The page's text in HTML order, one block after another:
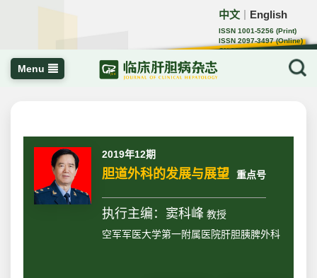
中文 English
ISSN 1001-5256 (Print)
ISSN 2097-3497 (Online)
CN 22-1108/R
Menu
2019年12期
胆道外科的发展与展望 重点号
执行主编：窦科峰教授
空军军医大学第一附属医院肝胆胰脾外科